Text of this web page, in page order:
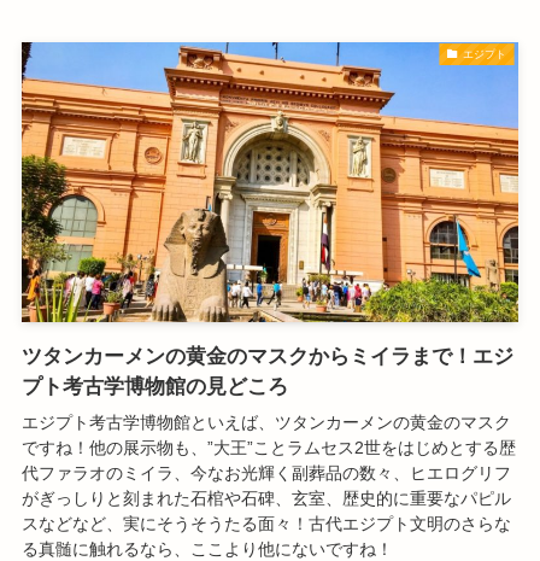
エジプト
ツタンカーメンの黄金のマスクからミイラまで！エジ
プト考古学博物館の見どころ
エジプト考古学博物館といえば、ツタンカーメンの黄金のマスク
ですね！他の展示物も、”大王”ことラムセス2世をはじめとする歴
代ファラオのミイラ、今なお光輝く副葬品の数々、ヒエログリフ
がぎっしりと刻まれた石棺や石碑、玄室、歴史的に重要なパピル
スなどなど、実にそうそうたる面々！古代エジプト文明のさらな
る真髄に触れるなら、ここより他にないですね！